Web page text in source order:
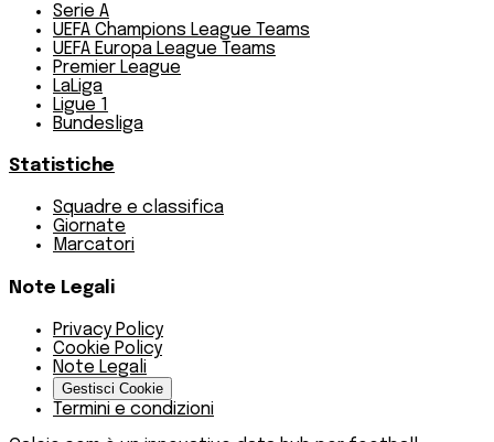
Serie A
UEFA Champions League Teams
UEFA Europa League Teams
Premier League
LaLiga
Ligue 1
Bundesliga
Statistiche
Squadre e classifica
Giornate
Marcatori
Note Legali
Privacy Policy
Cookie Policy
Note Legali
Gestisci Cookie
Termini e condizioni